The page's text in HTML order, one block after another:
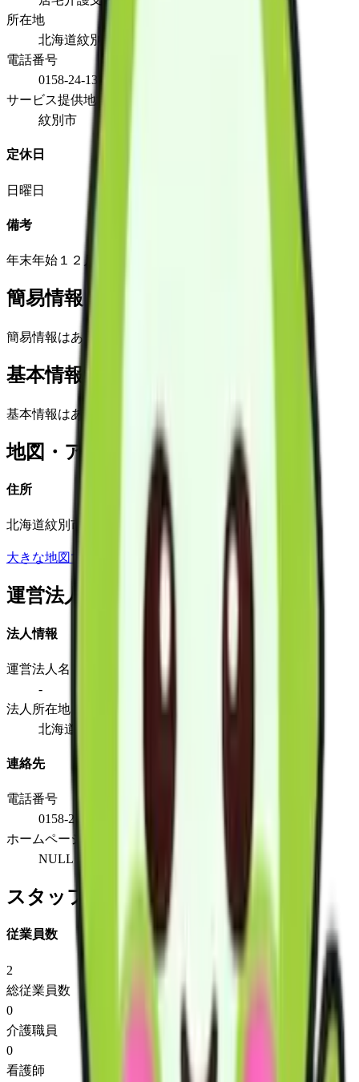
所在地
北海道紋別市潮見町4丁目2番23号
電話番号
0158-24-1318
サービス提供地域
紋別市
定休日
日曜日
備考
年末年始１２月３１日～１月３日
簡易情報
簡易情報はありません
基本情報(詳細)
基本情報はありません
地図・アクセス
住所
北海道紋別市潮見町4丁目2番23号
大きな地図で見る
運営法人
法人情報
運営法人名
-
法人所在地
北海道紋別市潮見町4丁目2番23号
連絡先
電話番号
0158-24-1318
ホームページ
NULL
スタッフ情報
従業員数
2
総従業員数
0
介護職員
0
看護師